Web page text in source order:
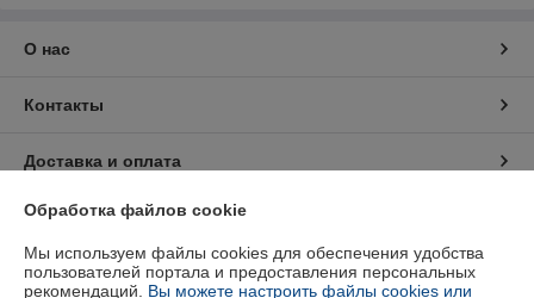
О нас
Контакты
Доставка и оплата
График работы
Полная версия сайта
Обработка файлов cookie
Мы используем файлы cookies для обеспечения удобства
пользователей портала и предоставления персональных
рекомендаций. Вы можете настроить файлы cookies или